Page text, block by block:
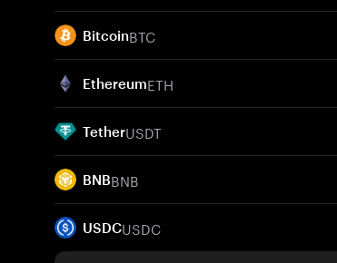
BitcoinBTC
EthereumETH
TetherUSDT
BNBBNB
USDCUSDC